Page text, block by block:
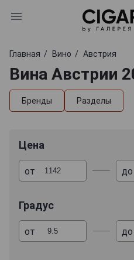
Главная Вино Австрия
Вина Австрии
Бренды Разделы
Цена
от до
Градус
от до